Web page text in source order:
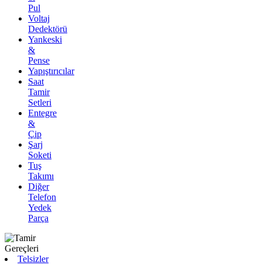
Pul
Voltaj
Dedektörü
Yankeski
&
Pense
Yapıştırıcılar
Saat
Tamir
Setleri
Entegre
&
Çip
Şarj
Soketi
Tuş
Takımı
Diğer
Telefon
Yedek
Parça
Telsizler